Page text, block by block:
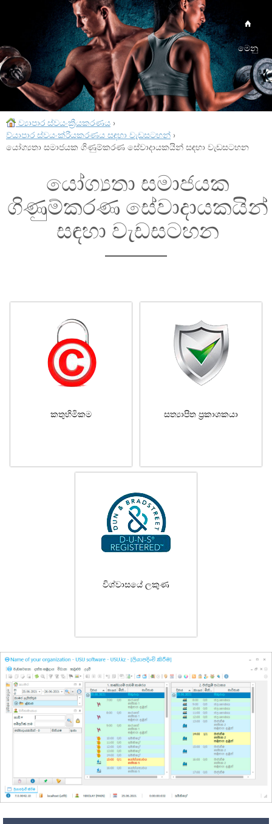
මෙනු
ව්‍යාපාර ස්වයංක්‍රීයකරණය ›
ව්යාපාර ස්වයංක්රීයකරණය සඳහා වැඩසටහන් ›
යෝග්‍යතා සමාජයක ගිණුම්කරණ සේවාදායකයින් සඳහා වැඩසටහන
යෝග්‍යතා සමාජයක
ගිණුම්කරණ සේවාදායකයින්
සඳහා වැඩසටහන
කතුහිමිකම සත්‍යාපිත ප්‍රකාශකයා
විශ්වාසයේ ලකුණ